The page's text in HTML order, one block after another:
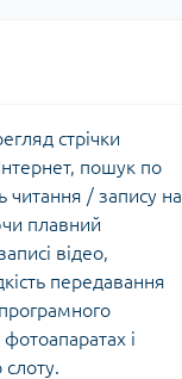
стрічки
пошук по
читання / запису на
плавний
відео,
передавання
і